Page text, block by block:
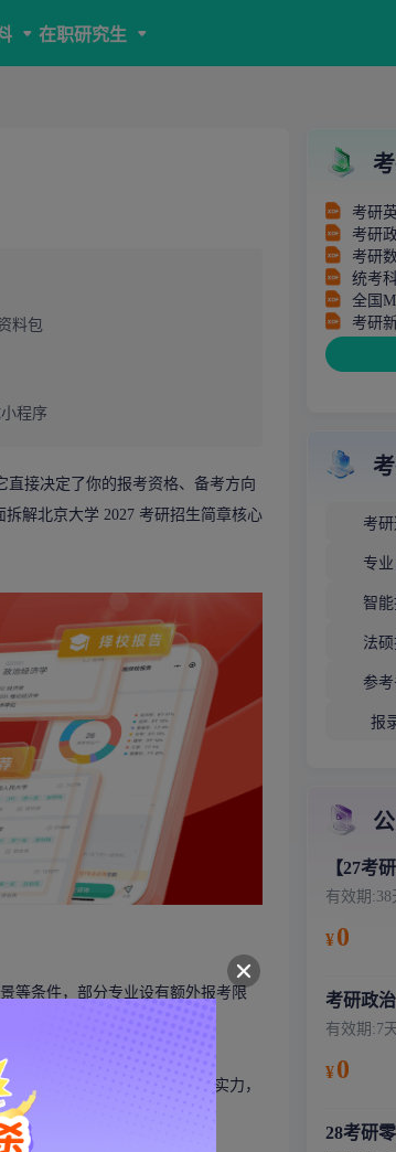
在职研究生
料包
程序
直接决定了你的报考资格、备考方向
解北京大学 2027 考研招生简章核心
等条件，部分专业设有额外报考限
压力较大。考生需结合自身实力，
考研
考研
考研
统考
全国
考研
考
专
智
法
参考
报
【27考
有效期:38
¥0
考研政
有效期:7
¥0
28考研